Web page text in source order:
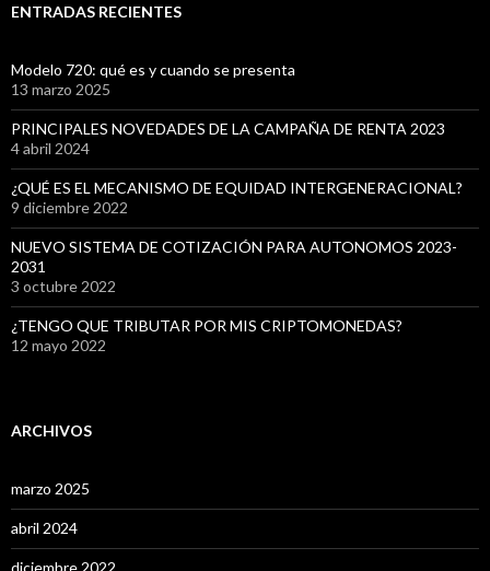
ENTRADAS RECIENTES
Modelo 720: qué es y cuando se presenta
13 marzo 2025
PRINCIPALES NOVEDADES DE LA CAMPAÑA DE RENTA 2023
4 abril 2024
¿QUÉ ES EL MECANISMO DE EQUIDAD INTERGENERACIONAL?
9 diciembre 2022
NUEVO SISTEMA DE COTIZACIÓN PARA AUTONOMOS 2023-
2031
3 octubre 2022
¿TENGO QUE TRIBUTAR POR MIS CRIPTOMONEDAS?
12 mayo 2022
ARCHIVOS
marzo 2025
abril 2024
diciembre 2022